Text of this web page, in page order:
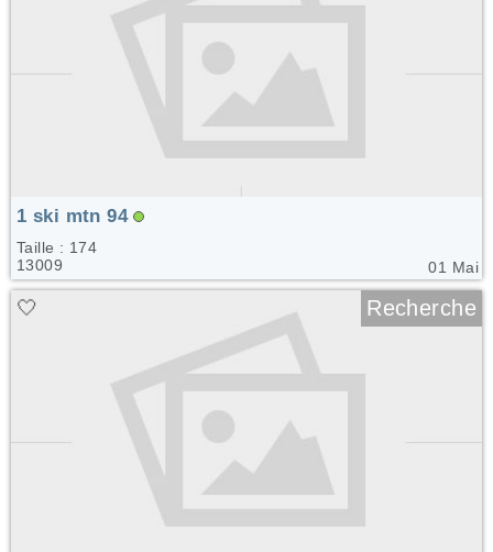
01 Mai
1 ski mtn 94
Taille : 174
13009
🤍 Recherche